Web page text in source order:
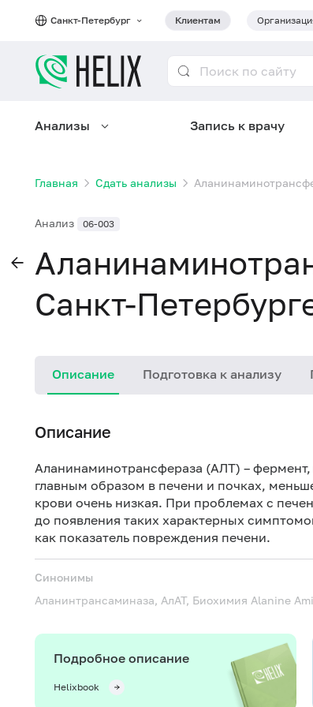
Санкт-Петербург Клиентам
Анализы Запись к врачу
Главная Сдать анализы
Анализ 06-003
Санкт-
Описание Подготовка к анализу
Описание
Аланинаминотрансфераза (АЛТ) –
главным образом в печени и почках,
крови очень низкая. При проблемах с
до появления таких характерных
как показатель повреждения печени.
Синонимы
Аланинтрансаминаза, АлАТ, Биохимия Alanine
Подробное описание
Helixbook